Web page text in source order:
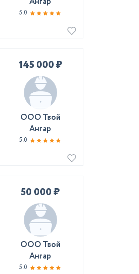
5.0
145 000 ₽
ООО Твой
Ангар
5.0
50 000 ₽
ООО Твой
Ангар
5.0